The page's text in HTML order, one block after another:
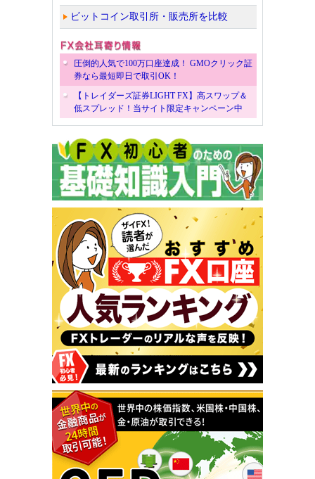
ビットコイン取引所・販売所を比較
圧倒的人気で100万口座達成！ GMOクリック証
券なら最短即日で取引OK！
【トレイダーズ証券LIGHT FX】高スワップ＆
低スプレッド！当サイト限定キャンペーン中